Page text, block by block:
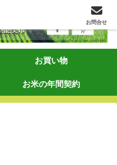
お買い物
お米の年間契約
お問合せ